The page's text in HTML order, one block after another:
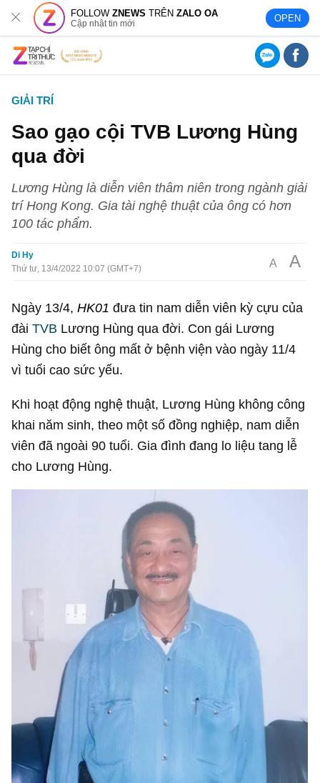
FOLLOWZNEWS TRÊNZALO OA
Cập nhật tin mới OPEN
GIẢI TRÍ
Sao gạo cội TVB Lương Hùng
qua đời
Lương Hùng là diễn viên thâm niên trong ngành giải
trí Hong Kong. Gia tài nghệ thuật của ông có hơn
100 tác phẩm.
Di Hy
Thứ tư, 13/4/2022 10:07 (GMT+7)
A A
Ngày 13/4,HK01 đưa tin nam diễn viên kỳ cựu của
đàiTVB Lương Hùng qua đời. Con gái Lương
Hùng cho biết ông mất ở bệnh viện vào ngày 11/4
vì tuổi cao sức yếu.
Khi hoạt động nghệ thuật, Lương Hùng không công
khai năm sinh, theo một số đồng nghiệp, nam diễn
viên đã ngoài 90 tuổi. Gia đình đang lo liệu tang lễ
cho Lương Hùng.